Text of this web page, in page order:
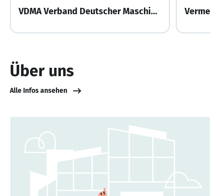
VDMA Verband Deutscher Maschinen- und Anlagenbau e.V.
Über uns
Alle Infos ansehen